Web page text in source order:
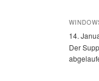
14.
Der